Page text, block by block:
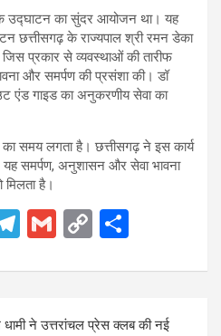
उद्घाटन का सुंदर आयोजन था। यह
छत्तीसगढ़ के राज्यपाल श्री रमन डेका
प्रकार से व्यवस्थाओं की तारीफ
और समर्पण की प्रसंशा की। डॉ
एंड गाइड का अनुकरणीय सेवा का
का समय लगता है। छत्तीसगढ़ ने इस कार्य
समर्पण, अनुशासन और सेवा भावना
है।
T
e
gr
G
ail
C
py
Li
ar
ने उत्तरांचल प्रेस क्लब की नई